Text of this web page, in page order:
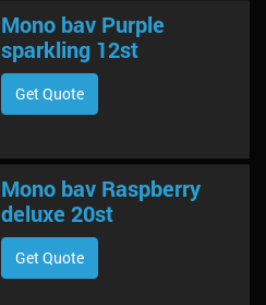
Mono bav Purple
sparkling 12st
Get Quote
Mono bav Raspberry
deluxe 20st
Get Quote